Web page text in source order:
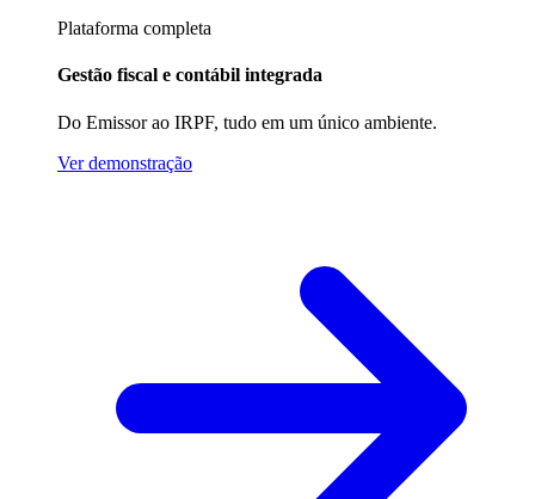
Plataforma completa
Gestão fiscal e contábil integrada
Do Emissor ao IRPF, tudo em um único ambiente.
Ver demonstração